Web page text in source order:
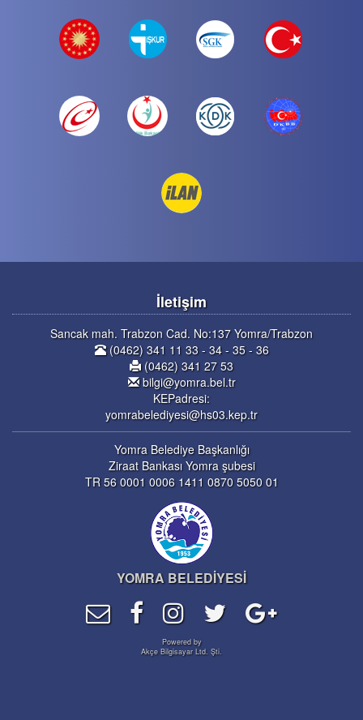
İletişim
Sancak mah. Trabzon Cad. No:137 Yomra/Trabzon
(0462) 341 11 33 - 34 - 35 - 36
(0462) 341 27 53
bilgi@yomra.bel.tr
KEPadresi:
yomrabelediyesi@hs03.kep.tr
Yomra Belediye Başkanlığı
Ziraat Bankası Yomra şubesi
TR 56 0001 0006 1411 0870 5050 01
YOMRA BELEDİYESİ
Powered by
Akçe Bilgisayar Ltd. Şti.